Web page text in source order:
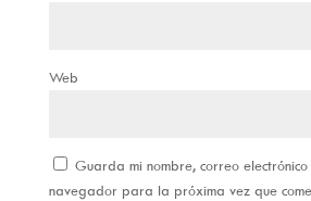
Web
Guarda mi nombre, correo
navegador para la próxima vez que